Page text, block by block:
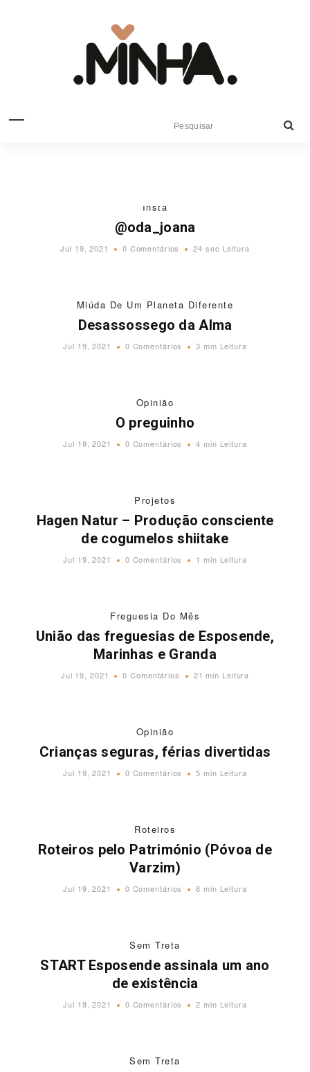
Insta
@oda_joana
Jul 19, 2021 0 Comentários 24 sec Leitura
Miúda De Um Planeta Diferente
Desassossego da Alma
Jul 19, 2021 0 Comentários 3 min Leitura
Opinião
O preguinho
Jul 19, 2021 0 Comentários 4 min Leitura
Projetos
Hagen Natur – Produção consciente
de cogumelos shiitake
Jul 19, 2021 0 Comentários 1 min Leitura
Freguesia Do Mês
União das freguesias de Esposende,
Marinhas e Granda
Jul 19, 2021 0 Comentários 21 min Leitura
Opinião
Crianças seguras, férias divertidas
Jul 19, 2021 0 Comentários 5 min Leitura
Roteiros
Roteiros pelo Património (Póvoa de
Varzim)
Jul 19, 2021 0 Comentários 6 min Leitura
Sem Treta
START Esposende assinala um ano
de existência
Jul 19, 2021 0 Comentários 2 min Leitura
Sem Treta